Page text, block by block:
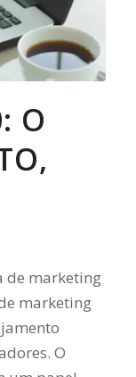
O
de marketing
marketing
O